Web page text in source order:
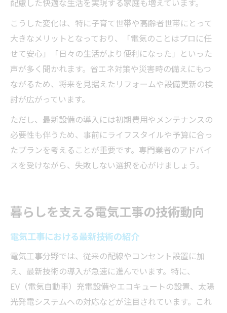
こうした変化は、特に子育て世帯や高齢者世帯にとって
大きなメリットとなっており、「電気のことはプロに任
せて安心」「日々の生活がより便利になった」といった
声が多く聞かれます。省エネ対策や災害時の備えにもつ
ながるため、将来を見据えたリフォームや設備更新の検
討が広がっています。
ただし、最新設備の導入には初期費用やメンテナンスの
必要性も伴うため、事前にライフスタイルや予算に合っ
たプランを考えることが重要です。専門業者のアドバイ
スを受けながら、失敗しない選択を心がけましょう。
暮らしを支える電気工事の技術動向
電気工事における最新技術の紹介
電気工事分野では、従来の配線やコンセント設置に加
え、最新技術の導入が急速に進んでいます。特に、
EV（電気自動車）充電設備やエコキュートの設置、太陽
光発電システムへの対応などが注目されています。これ